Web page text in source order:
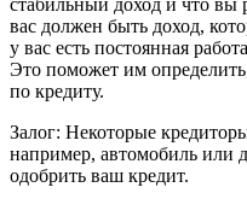
стабильный доход и что вы
вас должен быть доход,
у вас есть постоянная
Это поможет им
по кредиту.
Залог: Некоторые
например, автомобиль или
одобрить ваш кредит.